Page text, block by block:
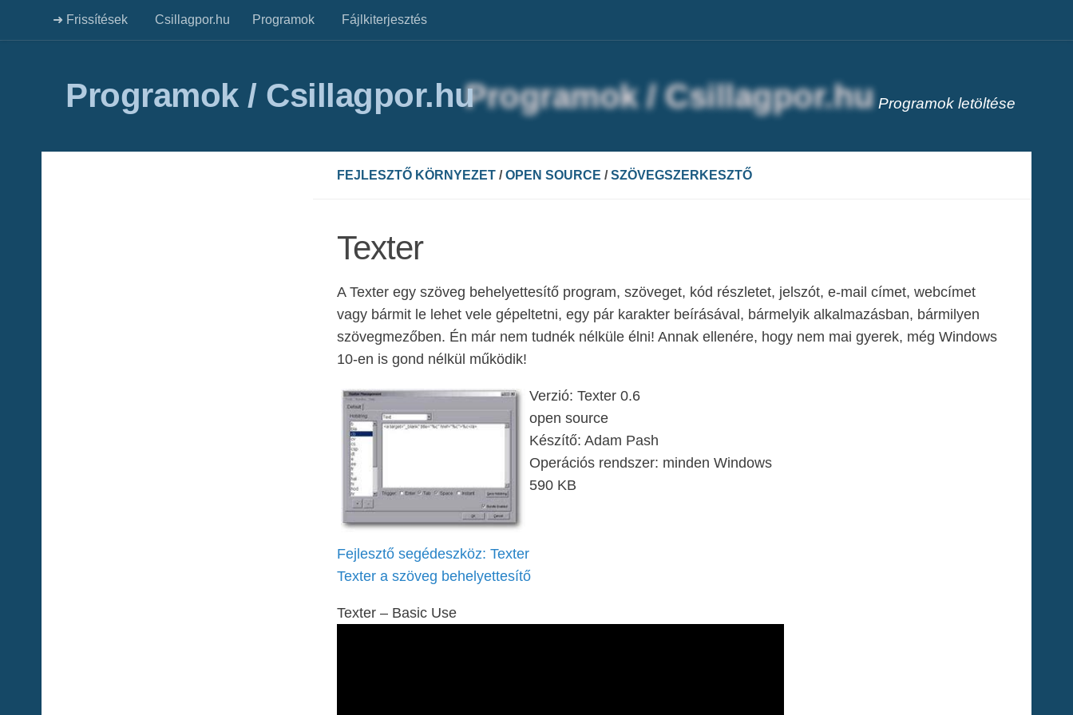
➜ Frissítések Csillagpor.hu Programok Fájlkiterjesztés
Programok / Csillagpor.hu Programok letöltése
FEJLESZTŐ KÖRNYEZET / OPEN SOURCE / SZÖVEGSZERKESZTŐ
Texter
A Texter egy szöveg behelyettesítő program, szöveget, kód részletet, jelszót, e-mail címet, webcímet
vagy bármit le lehet vele gépeltetni, egy pár karakter beírásával, bármelyik alkalmazásban, bármilyen
szövegmezőben. Én már nem tudnék nélküle élni! Annak ellenére, hogy nem mai gyerek, még Windows
10-en is gond nélkül működik!
Verzió: Texter 0.6
open source
Készítő: Adam Pash
Operációs rendszer: minden Windows
590 KB
Fejlesztő segédeszköz: Texter
Texter a szöveg behelyettesítő
Texter – Basic Use